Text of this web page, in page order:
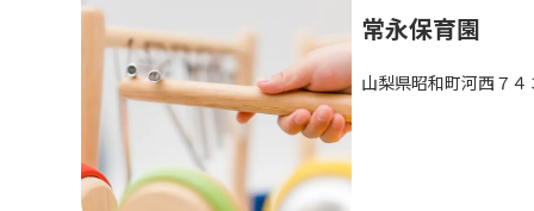
常永保育園
山梨県昭和町河西７